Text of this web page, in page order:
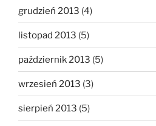
grudzień 2013 (4)
listopad 2013 (5)
październik 2013 (5)
wrzesień 2013 (3)
sierpień 2013 (5)